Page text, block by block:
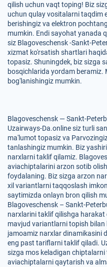
qilish uchun vaqt toping! Biz
uchun qulay vositalarni taqdim
berishingiz va elektron
mumkin. Endi sayohat yanada
siz Blagoveschensk -Sankt-
xizmat ko'rsatish shartlari
topasiz. Shuningdek, biz sizga
bosqichlarida yordam beramiz.
bog'lanishingiz mumkin.
Blagoveschensk — Sankt-
Uzairways-Da.online siz turli
ma'lumot topasiz va
tanlashingiz mumkin. Biz
narxlarni taklif qilamiz.
aviachiptalarini arzon sotib
foydalaning. Biz sizga arzon
xil variantlarni taqqoslash
saytimizda onlayn bron qilish
Blagoveschensk – Sankt-
narxlarini taklif qilishga
mavjud variantlarni topish
jamoamiz narxlar dinamikasini
eng past tariflarni taklif qiladi.
sizga mos keladigan
aviachiptalarni qaytarish va